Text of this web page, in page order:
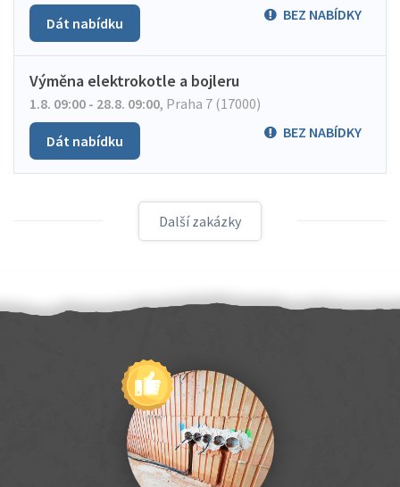
BEZ NABÍDKY
Dát nabídku
Výměna elektrokotle a bojleru
1.8. 09:00 - 28.8. 09:00, Praha 7 (17000)
BEZ NABÍDKY
Dát nabídku
Další zakázky